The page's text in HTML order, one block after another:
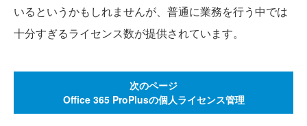
いるというかもしれませんが、普通に業務を行う中では
十分すぎるライセンス数が提供されています。
次のページ
Office 365 ProPlusの個人ライセンス管理